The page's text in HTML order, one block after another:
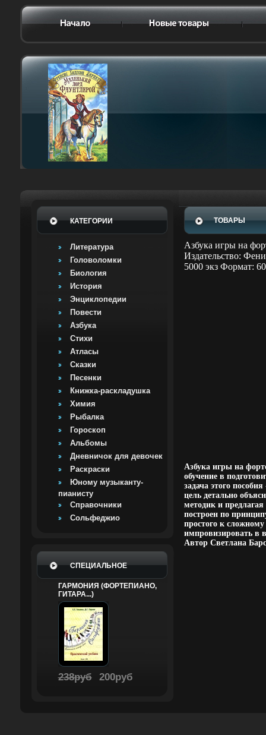
КАТЕГОРИИ
Литература
Головоломки
Биология
История
Энциклопедии
Повести
Азбука
Стихи
Атласы
Сказки
Песенки
Книжка-раскладушка
Химия
Рыбалка
Гороскоп
Альбомы
Дневничок для девочек
Раскраски
Юному музыканту-
пианисту
Справочники
Сольфеджио
СПЕЦИАЛЬНОЕ
ГАРМОНИЯ (ФОРТЕПИАНО,
ГИТАРА...)
238руб 200руб
ТОВАРЫ
Азбука игры на
Издательство:
5000 экз Формат:
Азбука игры на
обучение в
задача этого
цель детально
методик и
построен по
простого к сложному
импровизировать в
Автор Светлана